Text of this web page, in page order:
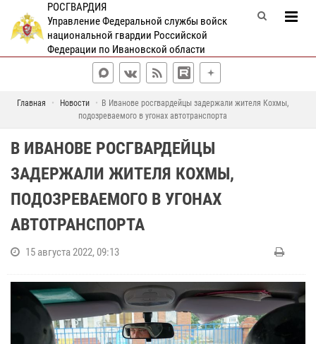
РОСГВАРДИЯ
Управление Федеральной службы войск
национальной гвардии Российской
Федерации по Ивановской области
Главная Новости
В Иванове росгвардейцы задержали жителя Кохмы,
подозреваемого в угонах автотранспорта
В ИВАНОВЕ РОСГВАРДЕЙЦЫ
ЗАДЕРЖАЛИ ЖИТЕЛЯ КОХМЫ,
ПОДОЗРЕВАЕМОГО В УГОНАХ
АВТОТРАНСПОРТА
15 августа 2022, 09:13